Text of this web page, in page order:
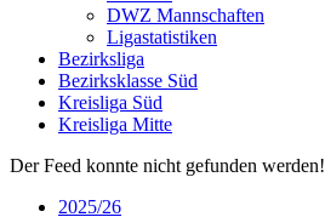
DWZ Mannschaften
Ligastatistiken
Bezirksliga
Bezirksklasse Süd
Kreisliga Süd
Kreisliga Mitte
Der Feed konnte nicht gefunden werden!
2025/26